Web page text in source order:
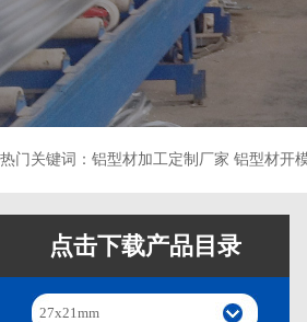
热门关键词：铝型材加工定制厂家 铝型材开
点击下载产品目录
27x21mm